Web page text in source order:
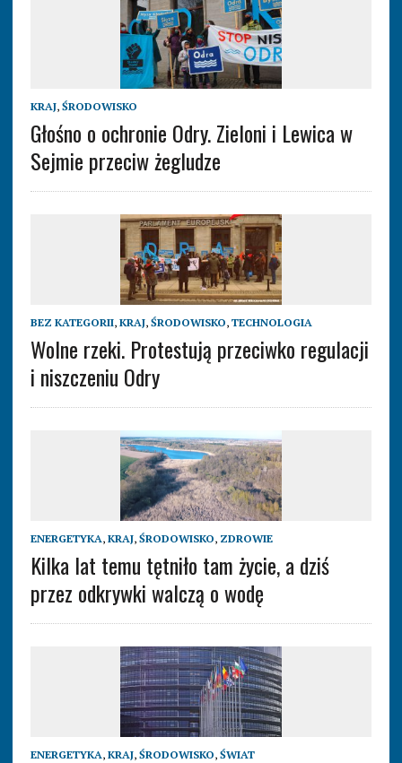
KRAJ, ŚRODOWISKO
Głośno o ochronie Odry. Zieloni i Lewica w
Sejmie przeciw żegludze
BEZ KATEGORII, KRAJ, ŚRODOWISKO, TECHNOLOGIA
Wolne rzeki. Protestują przeciwko regulacji
i niszczeniu Odry
ENERGETYKA, KRAJ, ŚRODOWISKO, ZDROWIE
Kilka lat temu tętniło tam życie, a dziś
przez odkrywki walczą o wodę
ENERGETYKA, KRAJ, ŚRODOWISKO, ŚWIAT